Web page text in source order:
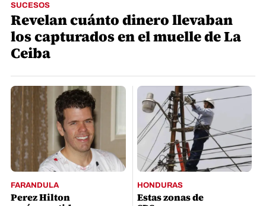
SUCESOS
Revelan cuánto dinero llevaban
los capturados en el muelle de La
Ceiba
FARANDULA
Perez Hilton
HONDURAS
Estas zonas de